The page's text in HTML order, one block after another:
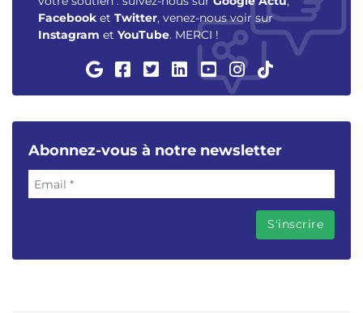
Facebook et Twitter, venez-nous voir sur
Instagram et YouTube. MERCI !
Abonnez-vous à notre newsletter